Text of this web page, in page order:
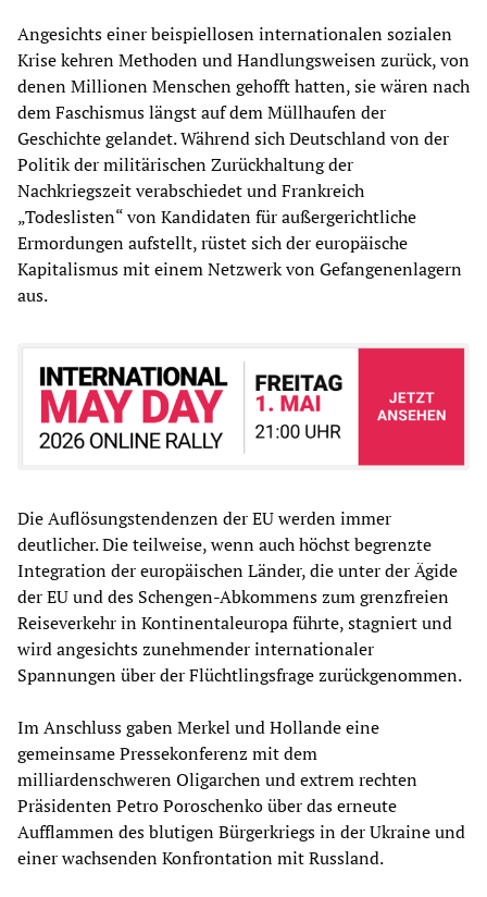
Angesichts einer beispiellosen internationalen sozialen
Krise kehren Methoden und Handlungsweisen zurück, von
denen Millionen Menschen gehofft hatten, sie wären nach
dem Faschismus längst auf dem Müllhaufen der
Geschichte gelandet. Während sich Deutschland von der
Politik der militärischen Zurückhaltung der
Nachkriegszeit verabschiedet und Frankreich
„Todeslisten“ von Kandidaten für außergerichtliche
Ermordungen aufstellt, rüstet sich der europäische
Kapitalismus mit einem Netzwerk von Gefangenenlagern
aus.
Die Auflösungstendenzen der EU werden immer
deutlicher. Die teilweise, wenn auch höchst begrenzte
Integration der europäischen Länder, die unter der Ägide
der EU und des Schengen-Abkommens zum grenzfreien
Reiseverkehr in Kontinentaleuropa führte, stagniert und
wird angesichts zunehmender internationaler
Spannungen über der Flüchtlingsfrage zurückgenommen.
Im Anschluss gaben Merkel und Hollande eine
gemeinsame Pressekonferenz mit dem
milliardenschweren Oligarchen und extrem rechten
Präsidenten Petro Poroschenko über das erneute
Aufflammen des blutigen Bürgerkriegs in der Ukraine und
einer wachsenden Konfrontation mit Russland.